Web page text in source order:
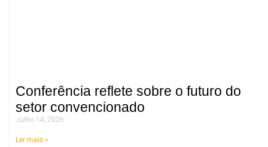
Conferência reflete sobre o futuro do
setor convencionado
Julho 14, 2026
Ler mais »